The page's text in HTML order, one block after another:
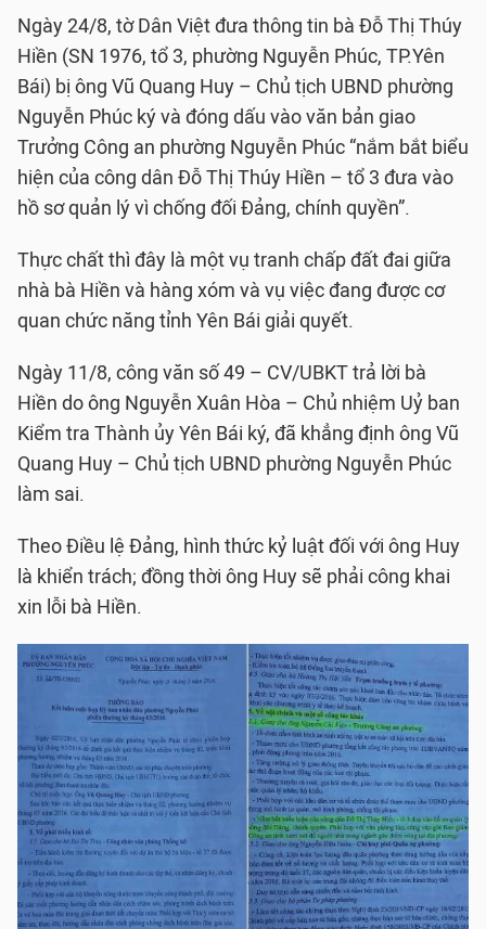
Ngày 24/8, tờ Dân Việt đưa thông tin bà Đỗ Thị Thúy
Hiền (SN 1976, tổ 3, phường Nguyễn Phúc, TP.Yên
Bái) bị ông Vũ Quang Huy – Chủ tịch UBND phường
Nguyễn Phúc ký và đóng dấu vào văn bản giao
Trưởng Công an phường Nguyễn Phúc “nắm bắt biểu
hiện của công dân Đỗ Thị Thúy Hiền – tổ 3 đưa vào
hồ sơ quản lý vì chống đối Đảng, chính quyền”.
Thực chất thì đây là một vụ tranh chấp đất đai giữa
nhà bà Hiền và hàng xóm và vụ việc đang được cơ
quan chức năng tỉnh Yên Bái giải quyết.
Ngày 11/8, công văn số 49 – CV/UBKT trả lời bà
Hiền do ông Nguyễn Xuân Hòa – Chủ nhiệm Uỷ ban
Kiểm tra Thành ủy Yên Bái ký, đã khẳng định ông Vũ
Quang Huy – Chủ tịch UBND phường Nguyễn Phúc
làm sai.
Theo Điều lệ Đảng, hình thức kỷ luật đối với ông Huy
là khiển trách; đồng thời ông Huy sẽ phải công khai
xin lỗi bà Hiền.